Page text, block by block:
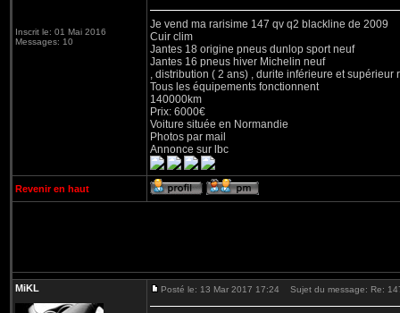
Inscrit le: 01 Mai 2016
Messages: 10
Je vend ma rarisime 147 qv q2 blackline de 2009
Cuir clim
Jantes 18 origine pneus dunlop sport neuf
Jantes 16 pneus hiver Michelin neuf
, distribution ( 2 ans) , durite inférieure et
Tous les équipements fonctionnent
140000km
Prix: 6000€
Voiture située en Normandie
Photos par mail
Annonce sur lbc
Revenir en haut
MiKL Posté le: 13 Mar 2017 17:24 Sujet du message: Re: